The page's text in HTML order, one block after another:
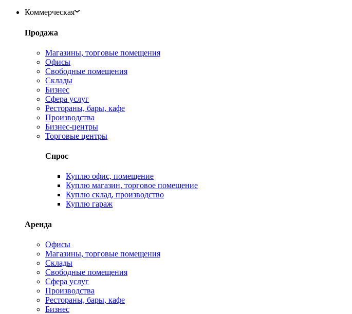
Коммерческая
Продажа
Магазины, торговые помещения
Офисы
Свободные помещения
Склады
Бизнес
Сфера услуг
Рестораны, бары, кафе
Производства
Бизнес-центры
Торговые центры
Спрос
Куплю офис, помещение
Куплю магазин, торговое помещение
Куплю склад, производство
Куплю гараж
Аренда
Офисы
Магазины, торговые помещения
Склады
Свободные помещения
Сфера услуг
Производства
Рестораны, бары, кафе
Бизнес